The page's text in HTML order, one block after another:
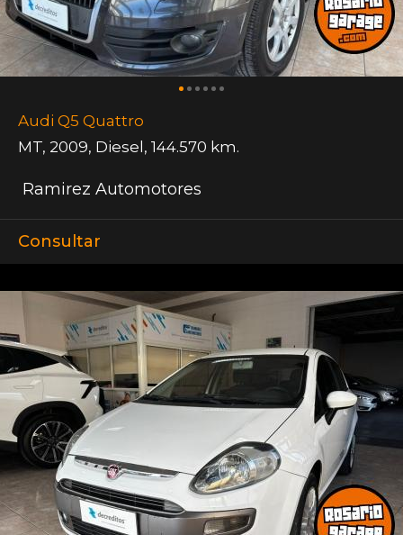
Audi Q5 Quattro
MT, 2009, Diesel , 144.570 km.
Ramirez Automotores
Consultar